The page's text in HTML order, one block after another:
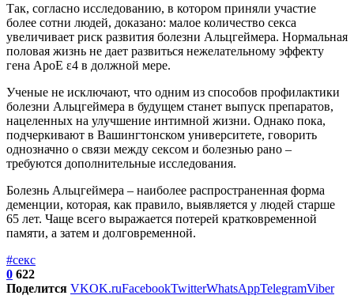
Так, согласно исследованию, в котором приняли участие
более сотни людей, доказано: малое количество секса
увеличивает риск развития болезни Альцгеймера. Нормальная
половая жизнь не дает развиться нежелательному эффекту
гена ApoE ε4 в должной мере.
Ученые не исключают, что одним из способов профилактики
болезни Альцгеймера в будущем станет выпуск препаратов,
нацеленных на улучшение интимной жизни. Однако пока,
подчеркивают в Вашингтонском университете, говорить
однозначно о связи между сексом и болезнью рано –
требуются дополнительные исследования.
Болезнь Альцгеймера – наиболее распространенная форма
деменции, которая, как правило, выявляется у людей старше
65 лет. Чаще всего выражается потерей кратковременной
памяти, а затем и долговременной.
#секс
0 622
Поделится VKOK.ruFacebookTwitterWhatsAppTelegramViber